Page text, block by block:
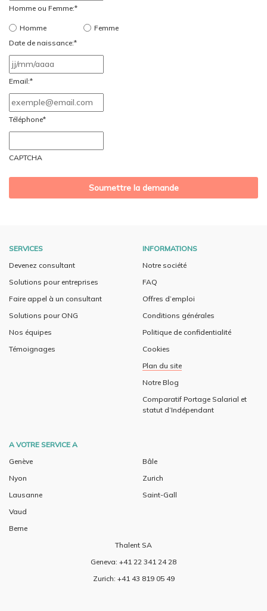
Homme ou Femme:*
Homme
Femme
Date de naissance:*
slash
MM
Email:*
Téléphone*
CAPTCHA
SERVICES
Devenez consultant
Solutions pour entreprises
Faire appel à un consultant
Solutions pour ONG
Nos équipes
Témoignages
INFORMATIONS
Notre société
FAQ
Offres d’emploi
Conditions générales
Politique de confidentialité
Cookies
Plan du site
Notre Blog
Comparatif Portage Salarial et
statut d’Indépendant
A VOTRE SERVICE A
Genève
Nyon
Lausanne
Vaud
Berne
Bâle
Zurich
Saint-Gall
Thalent SA
Geneva: +41 22 341 24 28
Zurich: +41 43 819 05 49